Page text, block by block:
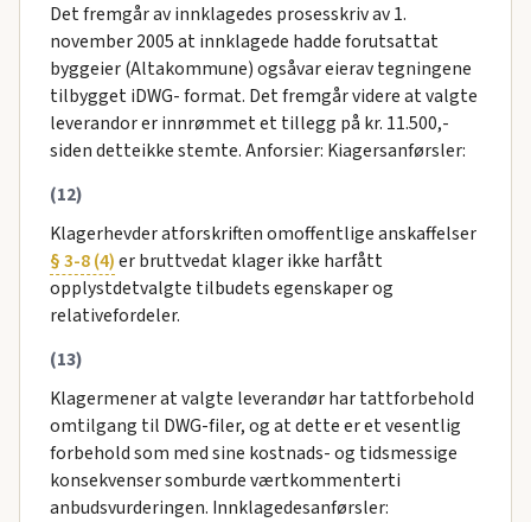
Det fremgår av innklagedes prosesskriv av 1.
november 2005 at innklagede hadde forutsattat
byggeier (Altakommune) ogsåvar eierav tegningene
tilbygget iDWG- format. Det fremgår videre at valgte
leverandor er innrømmet et tillegg på kr. 11.500,-
siden detteikke stemte. Anforsier: Kiagersanførsler:
(12)
Klagerhevder atforskriften omoffentlige anskaffelser
§ 3-8 (4)er bruttvedat klager ikke harfått
opplystdetvalgte tilbudets egenskaper og
relativefordeler.
(13)
Klagermener at valgte leverandør har tattforbehold
omtilgang til DWG-filer, og at dette er et vesentlig
forbehold som med sine kostnads- og tidsmessige
konsekvenser somburde værtkommenterti
anbudsvurderingen. Innklagedesanførsler: